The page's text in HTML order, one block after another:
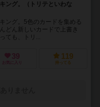
ング。（トリテといわな
ング。5色のカードを集める
どん新しいカードで上書き
ても、トリ...
39
お気に入り
119
持ってる